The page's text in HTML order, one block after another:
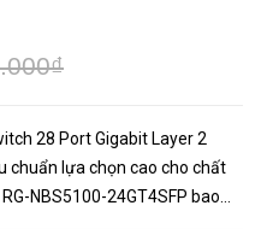
28 Port Gigabit Layer 2
NBS5100-24GT4SFP bao